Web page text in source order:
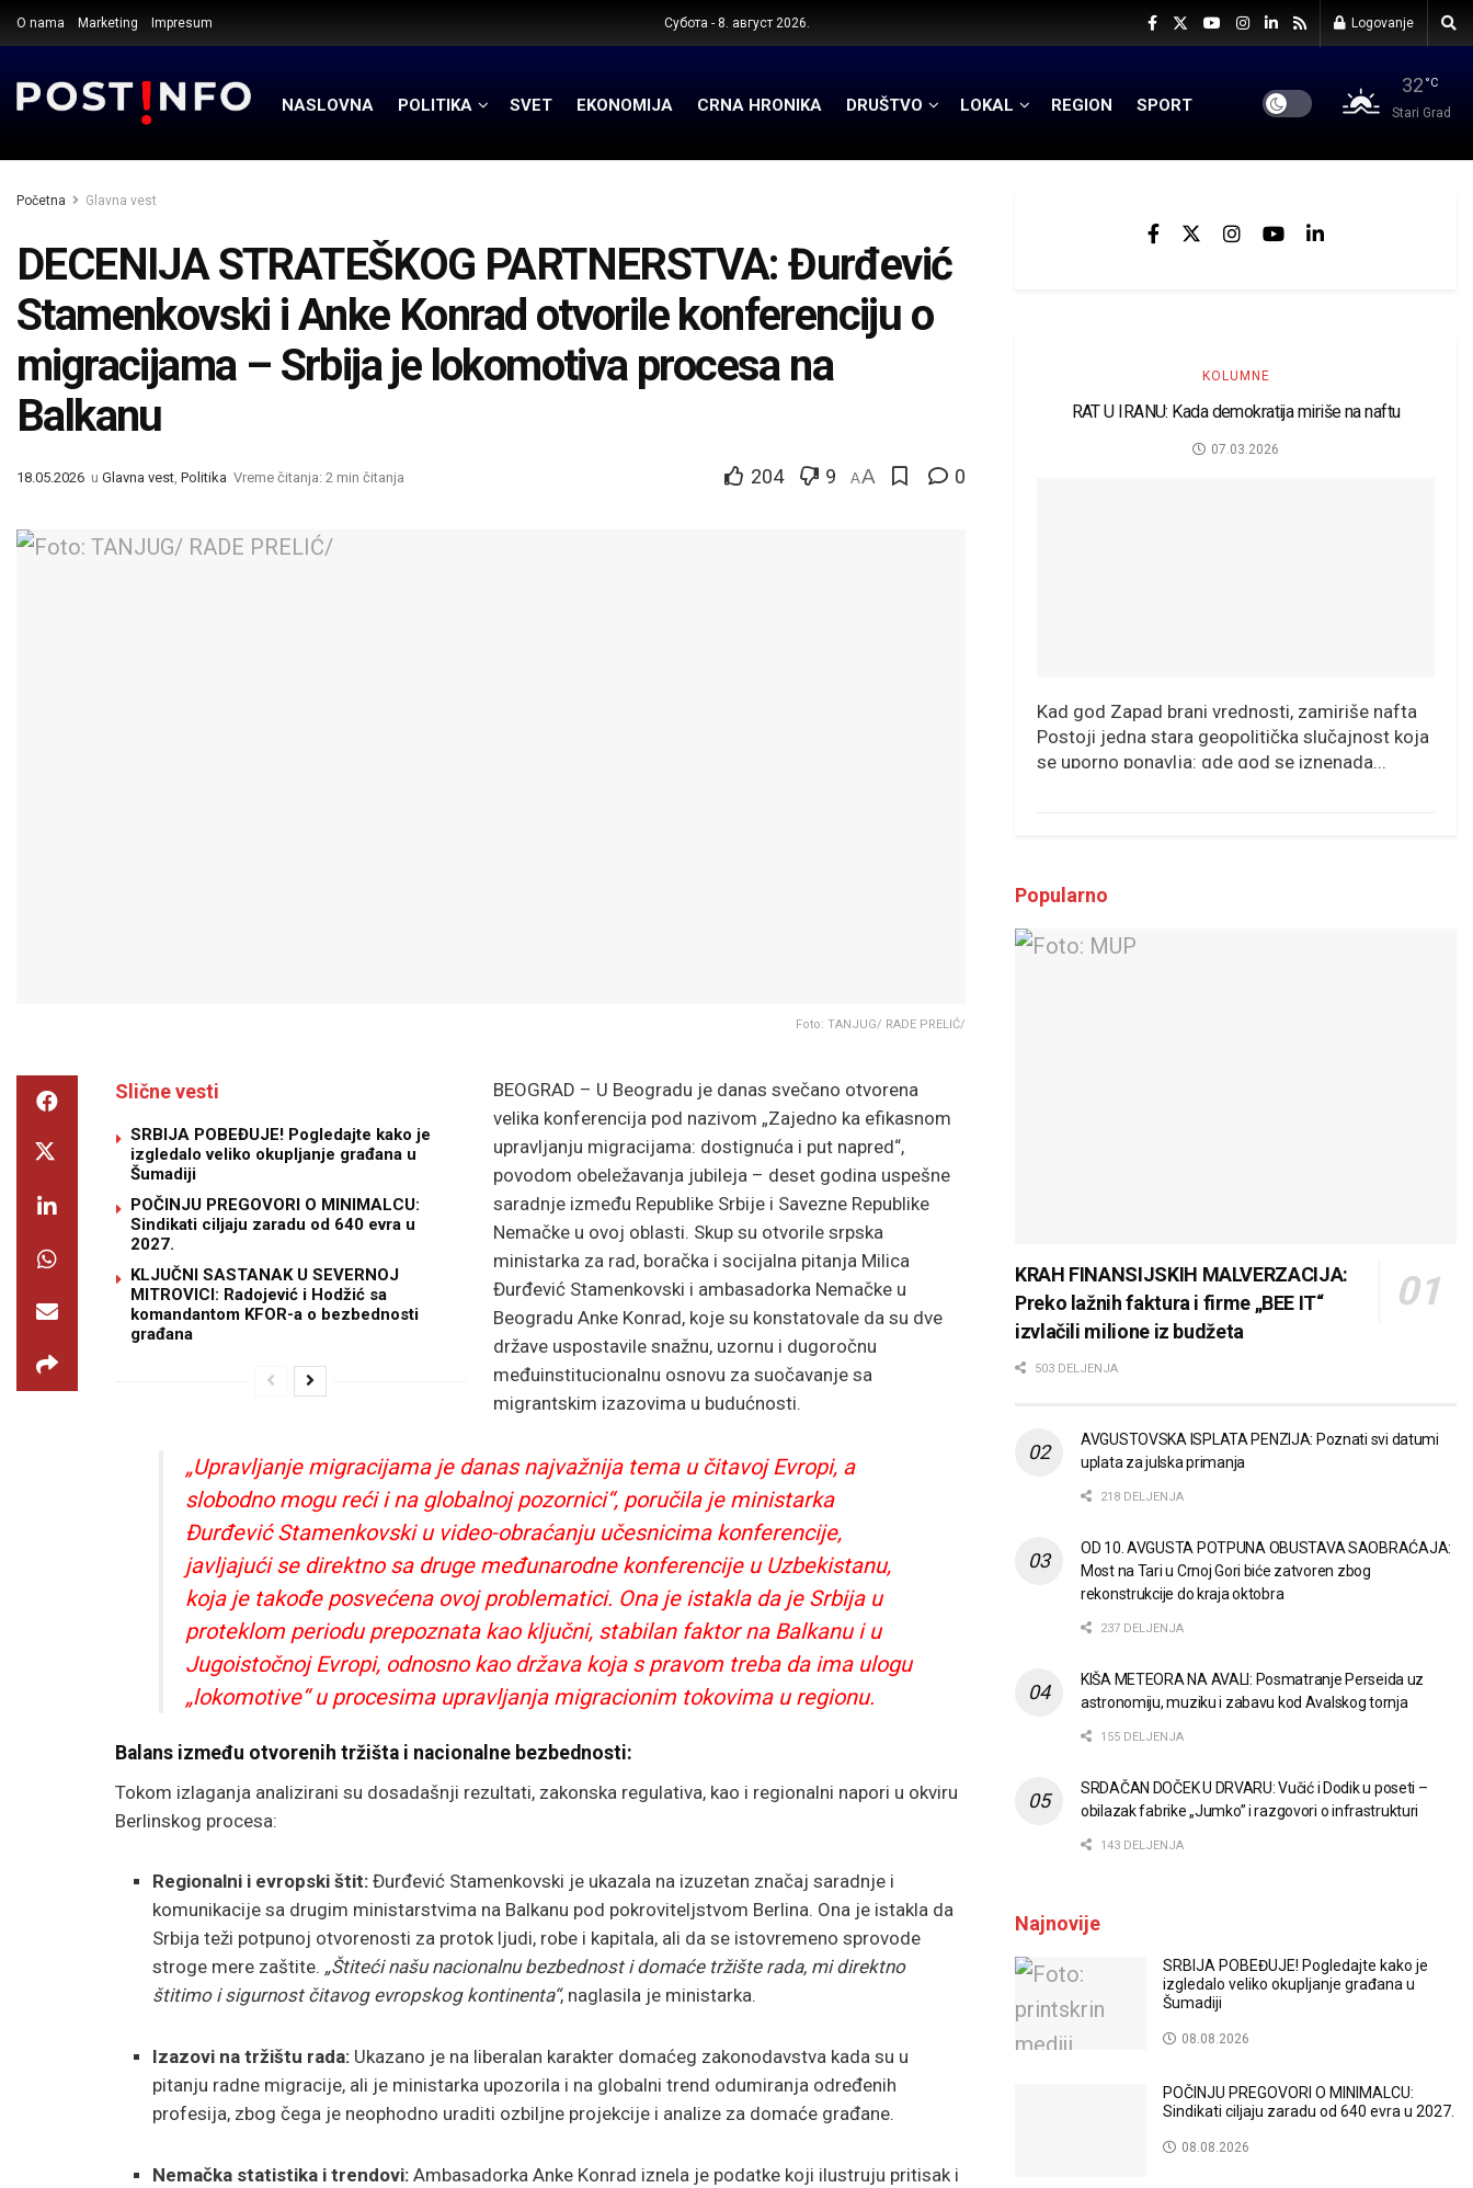
O nama Marketing Impresum Субота - 8. август 2026. Logovanje
NASLOVNA POLITIKA SVET EKONOMIJA CRNA HRONIKA DRUŠTVO LOKAL REGION SPORT
32 °C
Stari Grad
Početna Glavna vest
DECENIJA STRATEŠKOG PARTNERSTVA: Đurđević
Stamenkovski i Anke Konrad otvorile konferenciju o
migracijama – Srbija je lokomotiva procesa na
Balkanu
18.05.2026 u Glavna vest, Politika Vreme čitanja: 2 min čitanja 204 9 AA 0
Foto: TANJUG/ RADE PRELIĆ/
Slične vesti
SRBIJA POBEĐUJE! Pogledajte kako je
izgledalo veliko okupljanje građana u
Šumadiji
POČINJU PREGOVORI O MINIMALCU:
Sindikati ciljaju zaradu od 640 evra u
2027.
KLJUČNI SASTANAK U SEVERNOJ
MITROVICI: Radojević i Hodžić sa
komandantom KFOR-a o bezbednosti
građana
BEOGRAD – U Beogradu je danas svečano otvorena
velika konferencija pod nazivom „Zajedno ka efikasnom
upravljanju migracijama: dostignuća i put napred“,
povodom obeležavanja jubileja – deset godina uspešne
saradnje između Republike Srbije i Savezne Republike
Nemačke u ovoj oblasti. Skup su otvorile srpska
ministarka za rad, boračka i socijalna pitanja Milica
Đurđević Stamenkovski i ambasadorka Nemačke u
Beogradu Anke Konrad, koje su konstatovale da su dve
države uspostavile snažnu, uzornu i dugoročnu
međuinstitucionalnu osnovu za suočavanje sa
migrantskim izazovima u budućnosti.
„Upravljanje migracijama je danas najvažnija tema u čitavoj Evropi, a
slobodno mogu reći i na globalnoj pozornici“, poručila je ministarka
Đurđević Stamenkovski u video-obraćanju učesnicima konferencije,
javljajući se direktno sa druge međunarodne konferencije u Uzbekistanu,
koja je takođe posvećena ovoj problematici. Ona je istakla da je Srbija u
proteklom periodu prepoznata kao ključni, stabilan faktor na Balkanu i u
Jugoistočnoj Evropi, odnosno kao država koja s pravom treba da ima ulogu
„lokomotive“ u procesima upravljanja migracionim tokovima u regionu.
Balans između otvorenih tržišta i nacionalne bezbednosti:
Tokom izlaganja analizirani su dosadašnji rezultati, zakonska regulativa, kao i regionalni napori u okviru
Berlinskog procesa:
Regionalni i evropski štit: Đurđević Stamenkovski je ukazala na izuzetan značaj saradnje i
komunikacije sa drugim ministarstvima na Balkanu pod pokroviteljstvom Berlina. Ona je istakla da
Srbija teži potpunoj otvorenosti za protok ljudi, robe i kapitala, ali da se istovremeno sprovode
stroge mere zaštite. „Štiteći našu nacionalnu bezbednost i domaće tržište rada, mi direktno
štitimo i sigurnost čitavog evropskog kontinenta“, naglasila je ministarka.
Izazovi na tržištu rada: Ukazano je na liberalan karakter domaćeg zakonodavstva kada su u
pitanju radne migracije, ali je ministarka upozorila i na globalni trend odumiranja određenih
profesija, zbog čega je neophodno uraditi ozbiljne projekcije i analize za domaće građane.
Nemačka statistika i trendovi: Ambasadorka Anke Konrad iznela je podatke koji ilustruju pritisak i
KOLUMNE
RAT U IRANU: Kada demokratija miriše na naftu
07.03.2026
Kad god Zapad brani vrednosti, zamiriše nafta
Postoji jedna stara geopolitička slučajnost koja
se uporno ponavlja: gde god se iznenada...
Popularno
KRAH FINANSIJSKIH MALVERZACIJA:
Preko lažnih faktura i firme „BEE IT“
izvlačili milione iz budžeta
503 DELJENJA
AVGUSTOVSKA ISPLATA PENZIJA: Poznati svi datumi
uplata za julska primanja
218 DELJENJA
OD 10. AVGUSTA POTPUNA OBUSTAVA SAOBRAĆAJA:
Most na Tari u Crnoj Gori biće zatvoren zbog
rekonstrukcije do kraja oktobra
237 DELJENJA
KIŠA METEORA NA AVALI: Posmatranje Perseida uz
astronomiju, muziku i zabavu kod Avalskog tornja
155 DELJENJA
SRDAČAN DOČEK U DRVARU: Vučić i Dodik u poseti –
obilazak fabrike „Jumko” i razgovori o infrastrukturi
143 DELJENJA
Najnovije
SRBIJA POBEĐUJE! Pogledajte kako je
izgledalo veliko okupljanje građana u
Šumadiji
08.08.2026
POČINJU PREGOVORI O MINIMALCU:
Sindikati ciljaju zaradu od 640 evra u 2027.
08.08.2026